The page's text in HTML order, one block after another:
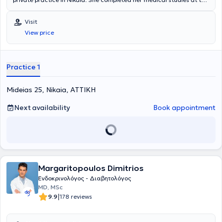
has experience and specialization in diabetes mellitus, thyroid and
parathyroid glands, as well as obesity and metabolism.
Visit
View price
Practice 1
Mideias 25, Nikaia, ΑΤΤΙΚΗ
Next availability
Book appointment
Margaritopoulos Dimitrios
Ενδοκρινολόγος - Διαβητολόγος
MD, MSc
9.9|178 reviews